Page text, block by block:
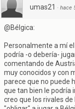
umas21 · hace
@Bélgica:
Personalmente a mí
podría -o debería-
comentando de
muy conocidos y con
parece que no puede
que tan bien le podría
creo que los rivales